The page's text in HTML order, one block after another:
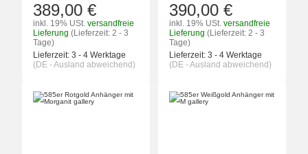
389,00 €
inkl. 19% USt. versandfreie
Lieferung (Lieferzeit: 2 - 3
Tage)
Lieferzeit: 3 - 4 Werktage
(DE - Ausland abweichend)
390,00 €
inkl. 19% USt. versandfreie
Lieferung (Lieferzeit: 2 - 3
Tage)
Lieferzeit: 3 - 4 Werktage
(DE - Ausland abweichend)